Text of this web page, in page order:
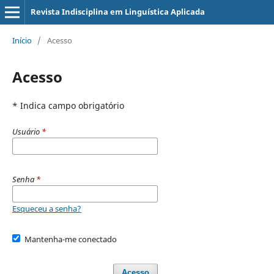
Revista Indisciplina em Linguística Aplicada
Início / Acesso
Acesso
* Indica campo obrigatório
Usuário *
Senha *
Esqueceu a senha?
Mantenha-me conectado